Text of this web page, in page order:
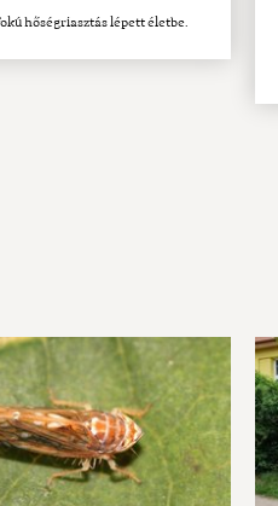
hőségriasztás lépett életbe.